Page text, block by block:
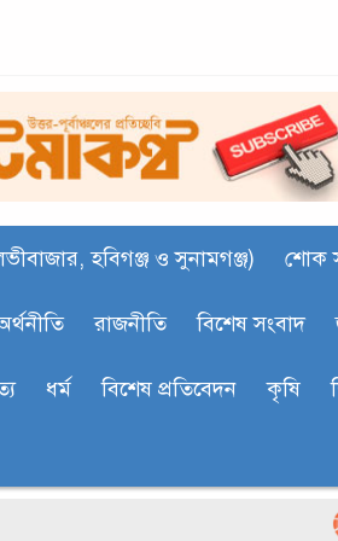
হবিগঞ্জ ও সুনামগঞ্জ) শোক
রাজনীতি বিশেষ সংবাদ
ধর্ম বিশেষ প্রতিবেদন কৃষি